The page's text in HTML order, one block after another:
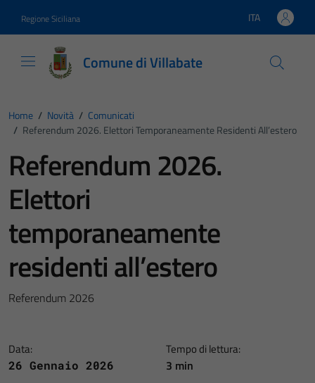
Regione Siciliana Lingua attiva:
ITA
Comune di Villabate
Home / Novità / Comunicati
/ Referendum 2026. Elettori Temporaneamente Residenti All’estero
Referendum 2026.
Elettori
temporaneamente
residenti all’estero
Referendum 2026
Data:
26 Gennaio 2026
Tempo di lettura:
3 min